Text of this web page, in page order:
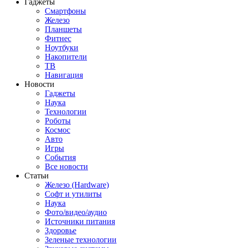
Гаджеты
Смартфоны
Железо
Планшеты
Фитнес
Ноутбуки
Накопители
ТВ
Навигация
Новости
Гаджеты
Наука
Технологии
Роботы
Космос
Авто
Игры
События
Все новости
Статьи
Железо (Hardware)
Софт и утилиты
Наука
Фото/видео/аудио
Источники питания
Здоровье
Зеленые технологии